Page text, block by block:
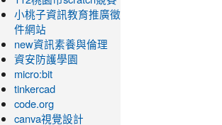
小桃子資訊教育推廣徵
件網站
new資訊素養與倫理
資安防護學園
micro:bit
tinkercad
code.org
canva視覺設計